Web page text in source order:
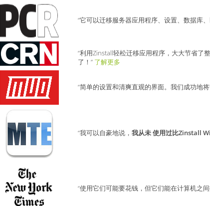
“它可以迁移服务器应用程序、设置、数据库
“利用Zinstall轻松迁移应用程序，大大节省了
了！” 了解更多
“简单的设置和清爽直观的界面。我们成功地
“我可以自豪地说， 我从未使用过比Zinstall
“使用它们可能要花钱，但它们能在计算机之